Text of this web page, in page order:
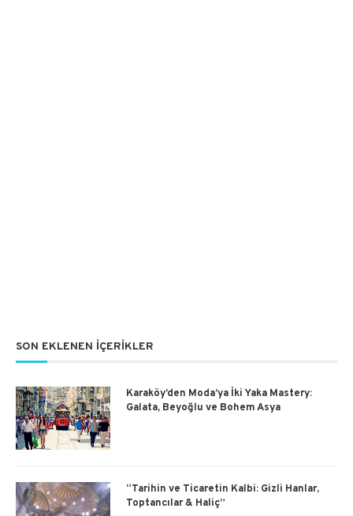
SON EKLENEN İÇERIKLER
Karaköy’den Moda’ya İki Yaka Mastery:
Galata, Beyoğlu ve Bohem Asya
“Tarihin ve Ticaretin Kalbi: Gizli Hanlar,
Toptancılar & Haliç”